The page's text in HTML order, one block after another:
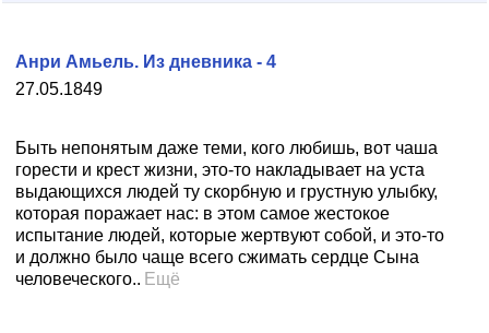
27.05.1849
Анри Амьель. Из дневника - 4
Быть непонятым даже теми, кого любишь, вот чаша
горести и крест жизни, это-то накладывает на уста
выдающихся людей ту скорбную и грустную улыбку,
которая поражает нас: в этом самое жестокое
испытание людей, которые жертвуют собой, и это-то
и должно было чаще всего сжимать сердце Сына
человеческого.. Ещё